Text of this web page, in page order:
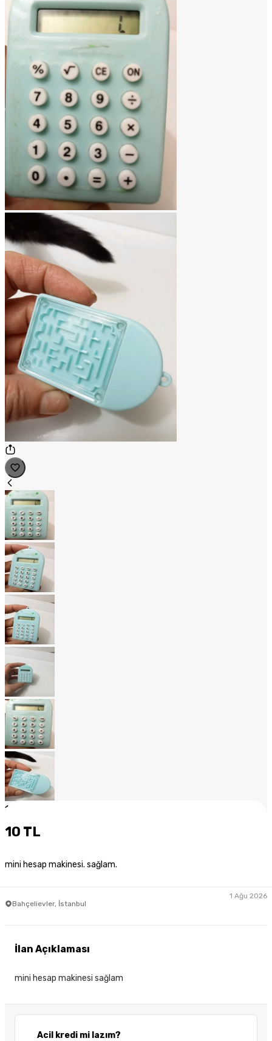
1
10 TL
mini hesap makinesi. sağlam.
Bahçelievler, İstanbul
1 Ağu 2026
Acil kredi mi lazım?
İlan Açıklaması
mini hesap makinesi sağlam